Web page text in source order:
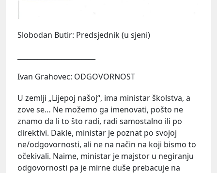
Slobodan Butir: Predsjednik (u sjeni)
Ivan Grahovec: ODGOVORNOST
U zemlji „Lijepoj našoj“, ima ministar školstva, a
zove se… Ne možemo ga imenovati, pošto ne
znamo da li to što radi, radi samostalno ili po
direktivi. Dakle, ministar je poznat po svojoj
ne/odgovornosti, ali ne na način na koji bismo to
očekivali. Naime, ministar je majstor u negiranju
odgovornosti pa je mirne duše prebacuje na